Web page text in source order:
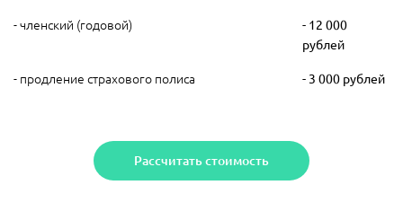
- членский (годовой)
- 12 000
рублей
- продление страхового полиса - 3 000 рублей
Рассчитать стоимость